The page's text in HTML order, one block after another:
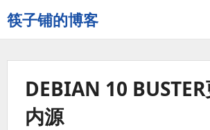
筷子铺的博客
记
录
DEBIAN 10
内源